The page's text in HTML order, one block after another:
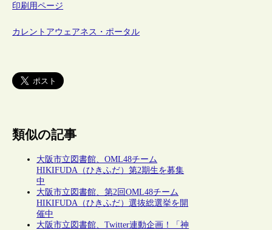
印刷用ページ
カレントアウェアネス・ポータル
類似の記事
大阪市立図書館、OML48チーム
HIKIFUDA（ひきふだ）第2期生を募集
中
大阪市立図書館、第2回OML48チーム
HIKIFUDA（ひきふだ）選抜総選挙を開
催中
大阪市立図書館、Twitter連動企画！「神